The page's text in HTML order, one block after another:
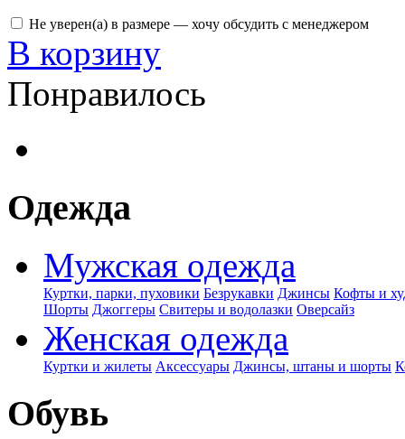
Не уверен(а) в размере — хочу обсудить с менеджером
В корзину
Понравилось
Одежда
Мужская одежда
Куртки, парки, пуховики Безрукавки Джинсы Кофты и
Шорты Джоггеры Свитеры и водолазки Оверсайз
Женская одежда
Куртки и жилеты Аксессуары Джинсы, штаны и шорты
Обувь